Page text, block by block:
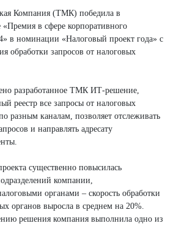
Компания (ТМК) победила в
в сфере корпоративного
в номинации «Налоговый проект года» с
обработки запросов от налоговых
разработанное ТМК ИТ-решение,
реестр все запросы от налоговых
разным каналам, позволяет отслеживать
и направлять адресату
существенно повысилась
компании,
органами – скорость обработки
органов выросла в среднем на 20%.
решения компания выполнила одно из